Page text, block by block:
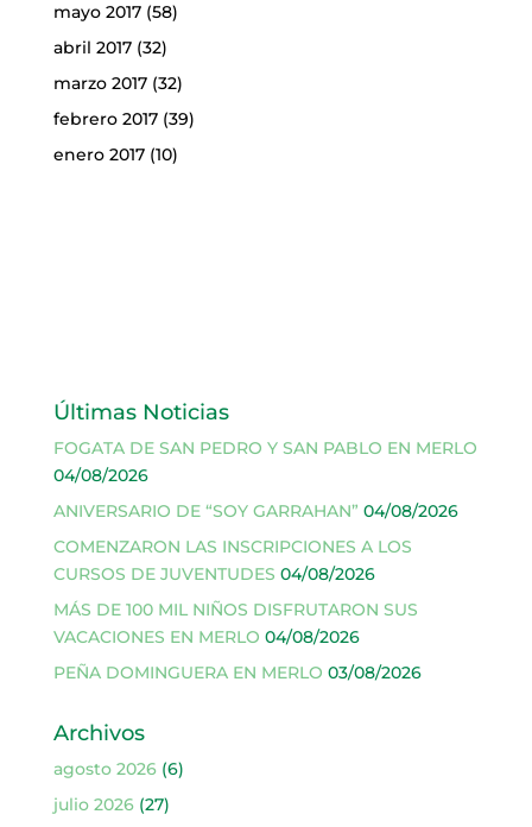
mayo 2017(58)
abril 2017(32)
marzo 2017(32)
febrero 2017(39)
enero 2017(10)
Últimas Noticias
FOGATA DE SAN PEDRO Y SAN PABLO EN MERLO
04/08/2026
ANIVERSARIO DE “SOY GARRAHAN” 04/08/2026
COMENZARON LAS INSCRIPCIONES A LOS
CURSOS DE JUVENTUDES 04/08/2026
MÁS DE 100 MIL NIÑOS DISFRUTARON SUS
VACACIONES EN MERLO 04/08/2026
PEÑA DOMINGUERA EN MERLO 03/08/2026
Archivos
agosto 2026(6)
julio 2026(27)